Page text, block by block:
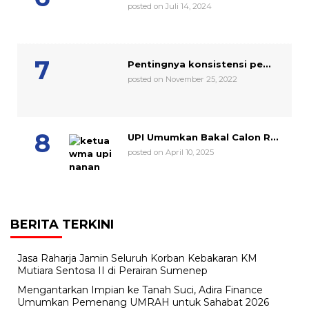
posted on Juli 14, 2024
Pentingnya konsistensi pe...
posted on November 25, 2022
UPI Umumkan Bakal Calon R...
posted on April 10, 2025
BERITA TERKINI
Jasa Raharja Jamin Seluruh Korban Kebakaran KM
Mutiara Sentosa II di Perairan Sumenep
Mengantarkan Impian ke Tanah Suci, Adira Finance
Umumkan Pemenang UMRAH untuk Sahabat 2026